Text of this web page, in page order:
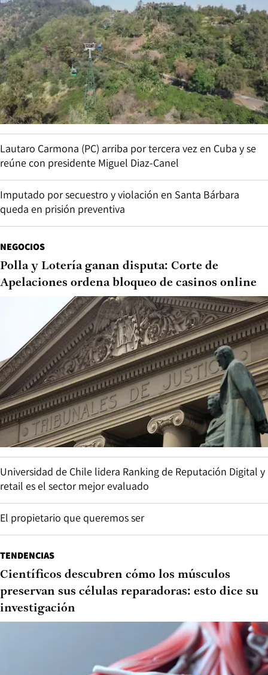
Lautaro Carmona (PC) arriba por tercera vez en Cuba y se
reúne con presidente Miguel Diaz-Canel
Imputado por secuestro y violación en Santa Bárbara
queda en prisión preventiva
NEGOCIOS
Polla y Lotería ganan disputa: Corte de
Apelaciones ordena bloqueo de casinos online
Universidad de Chile lidera Ranking de Reputación Digital y
retail es el sector mejor evaluado
El propietario que queremos ser
TENDENCIAS
Científicos descubren cómo los músculos
preservan sus células reparadoras: esto dice su
investigación